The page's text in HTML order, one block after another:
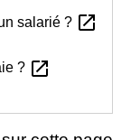
salarié ? open_in_new
? open_in_new